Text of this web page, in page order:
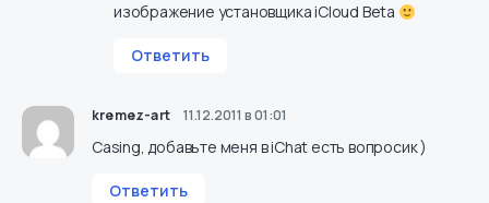
изображение установщика iCloud Beta
Ответить
kremez-art 11.12.2011 в 01:01
Casing, добавьте меня в iChat есть вопросик )
Ответить